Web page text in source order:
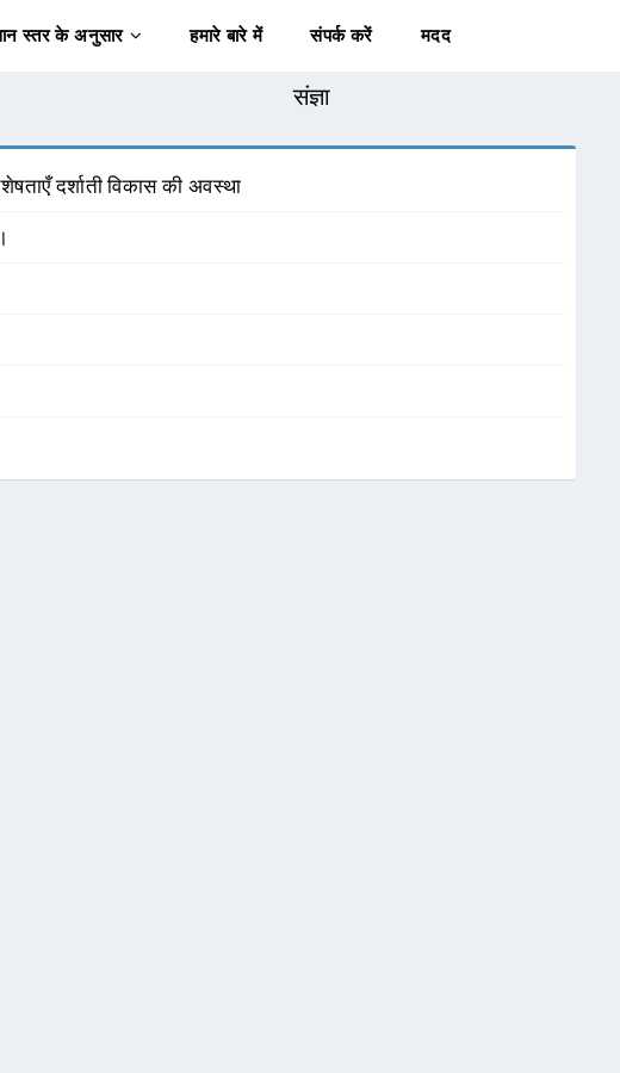
स्तर के अनुसार हमारे बारे में संपर्क करें मदद
संज्ञा
दर्शाती विकास की अवस्था